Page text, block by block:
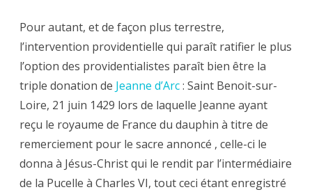
Pour autant, et de façon plus terrestre,
l’intervention providentielle qui paraît ratifier le plus
l’option des providentialistes paraît bien être la
triple donation de Jeanne d’Arc: Saint Benoit-sur-
Loire, 21 juin 1429 lors de laquelle Jeanne ayant
reçu le royaume de France du dauphin à titre de
remerciement pour le sacre annoncé , celle-ci le
donna à Jésus-Christ qui le rendit par l’intermédiaire
de la Pucelle à Charles VI, tout ceci étant enregistré